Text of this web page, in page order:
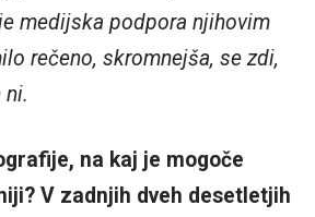
medijska podpora njihovim
rečeno, skromnejša, se zdi,
na kaj je mogoče
V zadnjih dveh desetletjih